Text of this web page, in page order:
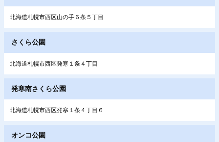
北海道札幌市西区山の手６条５丁目
さくら公園
北海道札幌市西区発寒１条４丁目
発寒南さくら公園
北海道札幌市西区発寒１条４丁目６
オンコ公園